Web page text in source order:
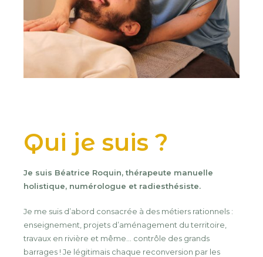
Qui je suis ?
Je suis Béatrice Roquin, thérapeute manuelle
holistique, numérologue et radiesthésiste.
Je me suis d’abord consacrée à des métiers rationnels :
enseignement, projets d’aménagement du territoire,
travaux en rivière et même… contrôle des grands
barrages ! Je légitimais chaque reconversion par les